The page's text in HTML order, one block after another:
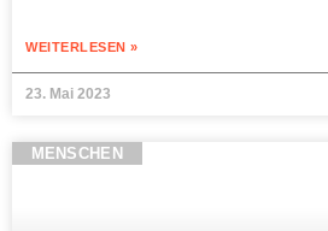
WEITERLESEN »
23. Mai 2023
MENSCHEN